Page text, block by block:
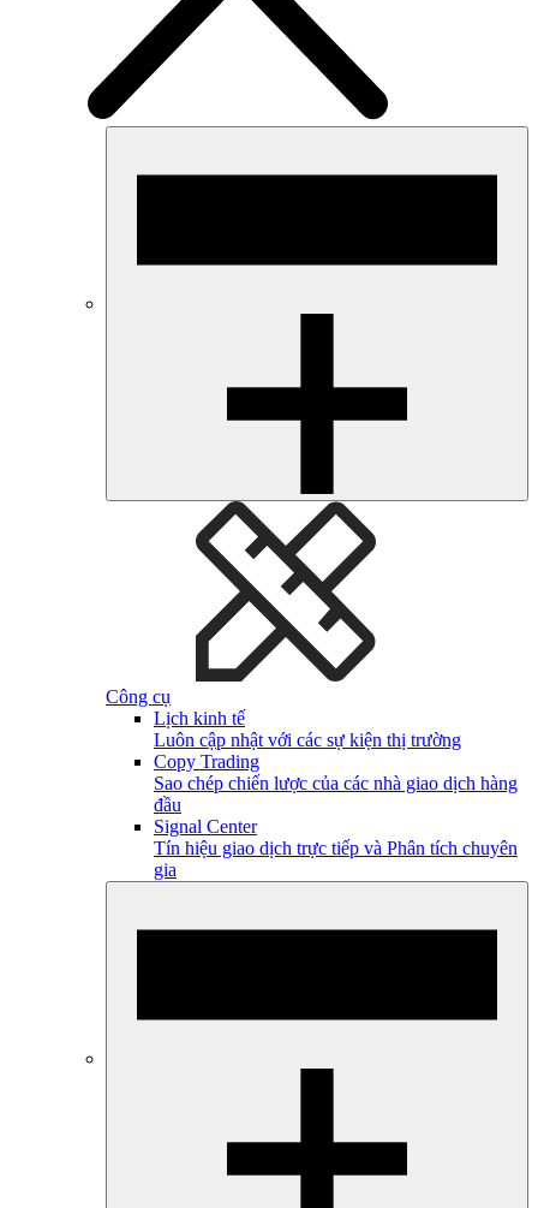
Công cụ
Lịch kinh tế
Luôn cập nhật với các sự kiện thị trường
Copy Trading
Sao chép chiến lược của các nhà giao dịch hàng
đầu
Signal Center
Tín hiệu giao dịch trực tiếp và Phân tích chuyên
gia